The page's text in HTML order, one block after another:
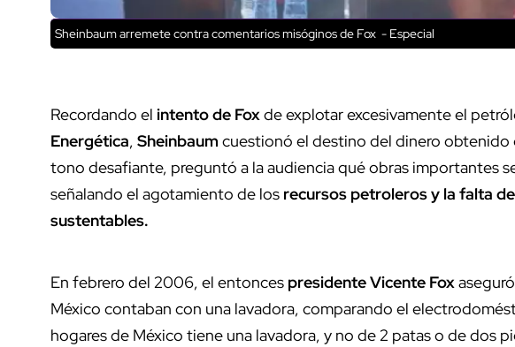
Sheinbaum arremete contra comentarios misóginos de Fox - Especial
Recordando el intento de Foxde explotar excesivamente el
Energética, Sheinbaum cuestionó el destino del dinero obtenido
tono desafiante, preguntó a la audiencia qué obras importantes
señalando el agotamiento de los recursos petroleros y la falta
sustentables.
En febrero del 2006, el entonces presidente Vicente Fox
México contaban con una lavadora, comparando el
hogares de México tiene una lavadora, y no de 2 patas o de dos